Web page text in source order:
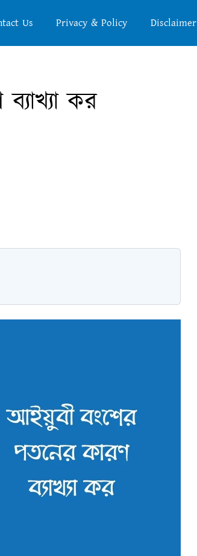
Us Privacy & Policy Disclaimer
কর